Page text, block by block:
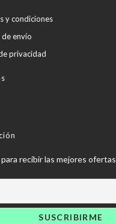
y condicionesSe
envío
abre
privacidad
recibir las mejores ofertas